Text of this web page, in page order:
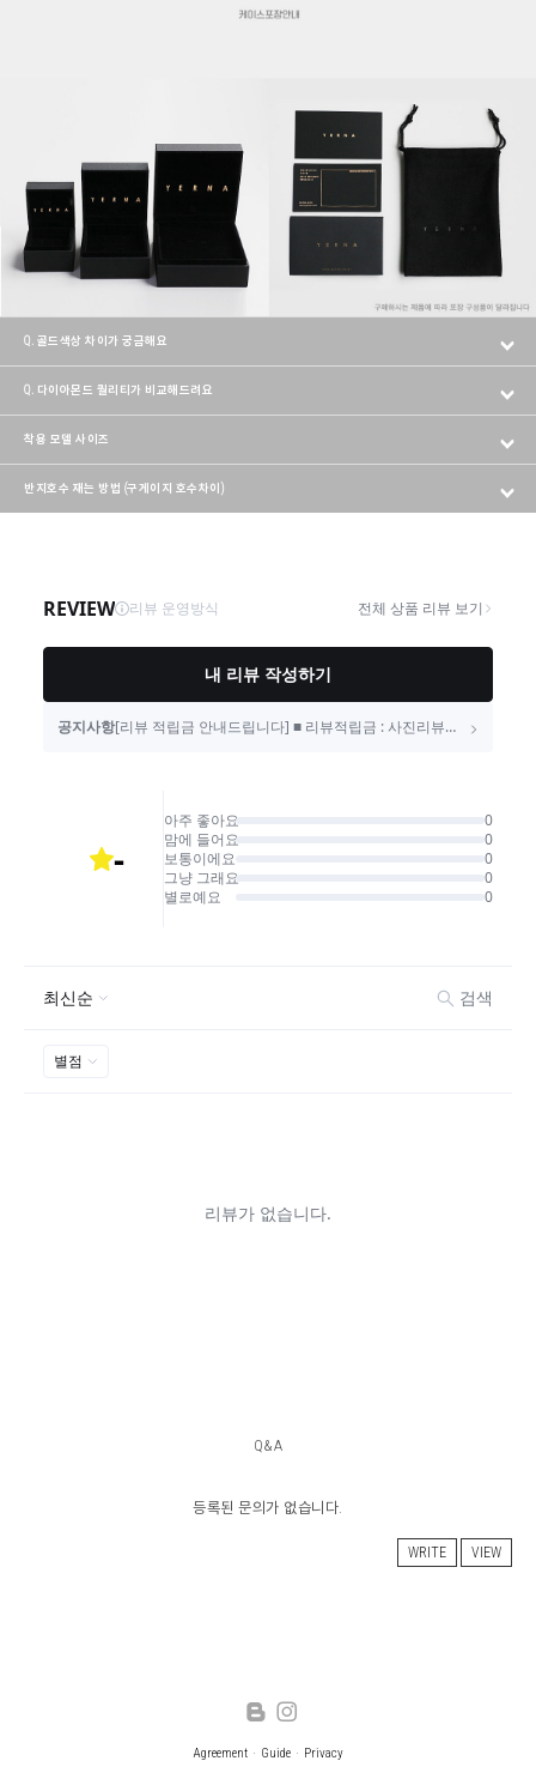
Q. 골드색상 차이가 궁금해요
Q. 다이아몬드 퀄리티가 비교해드려요
착용 모델 사이즈
반지호수 재는 방법 (구게이지 호수차이)
Q&A
등록된 문의가 없습니다.
WRITE VIEW
Agreement Guide Privacy